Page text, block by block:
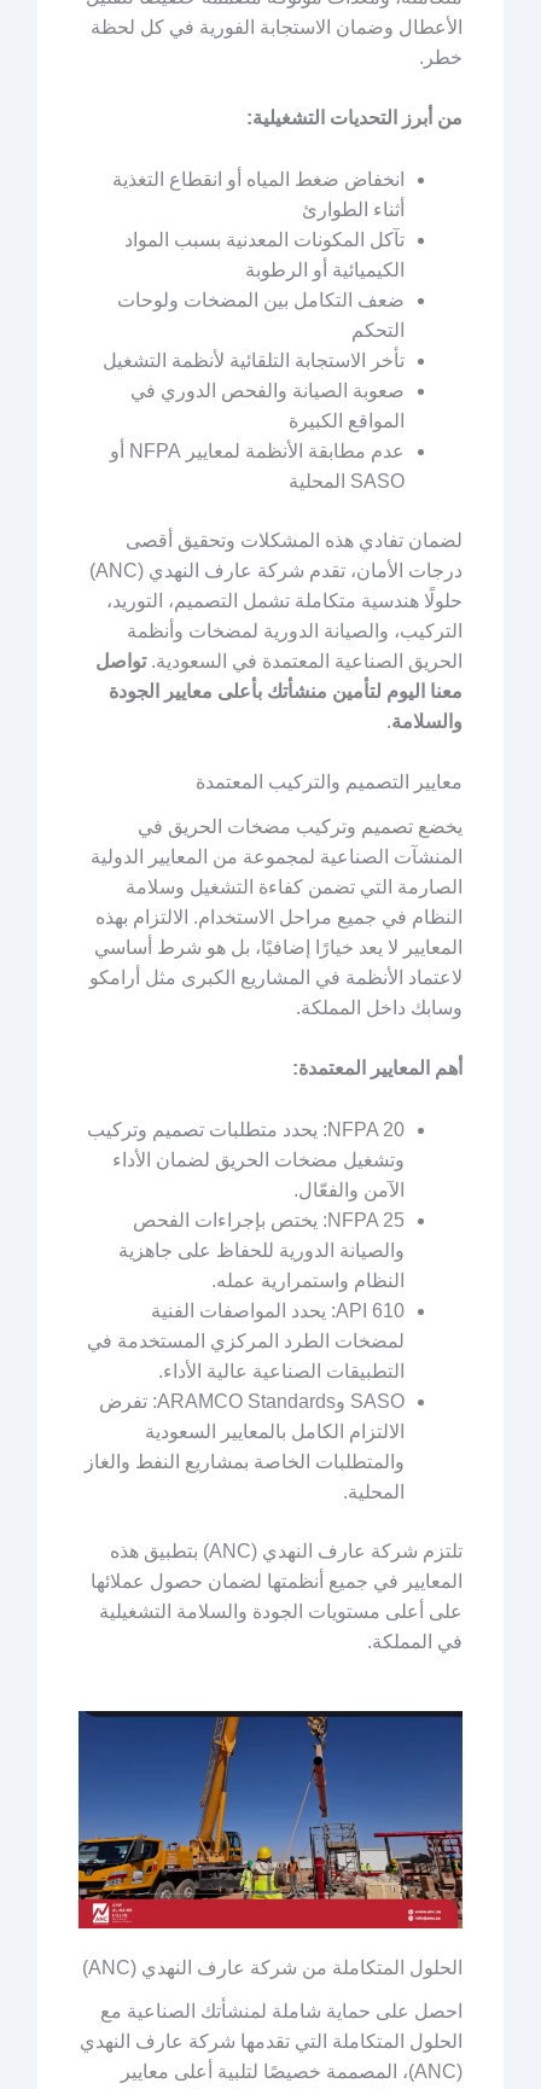
الأعطال وضمان الاستجابة الفورية في كل لحظة
خطر.
من أبرز التحديات التشغيلية:
انخفاض ضغط المياه أو انقطاع التغذية
أثناء الطوارئ
تآكل المكونات المعدنية بسبب المواد
الكيميائية أو الرطوبة
ضعف التكامل بين المضخات ولوحات
التحكم
تأخر الاستجابة التلقائية لأنظمة التشغيل
صعوبة الصيانة والفحص الدوري في
المواقع الكبيرة
عدم مطابقة الأنظمة لمعايير NFPA أو
SASO المحلية
لضمان تفادي هذه المشكلات وتحقيق أقصى
درجات الأمان، تقدم شركة عارف النهدي (ANC)
حلولًا هندسية متكاملة تشمل التصميم، التوريد،
التركيب، والصيانة الدورية لمضخات وأنظمة
الحريق الصناعية المعتمدة في السعودية.تواصل
معنا اليوم لتأمين منشأتك بأعلى معايير الجودة
والسلامة.
معايير التصميم والتركيب المعتمدة
يخضع تصميم وتركيب مضخات الحريق في
المنشآت الصناعية لمجموعة من المعايير الدولية
الصارمة التي تضمن كفاءة التشغيل وسلامة
النظام في جميع مراحل الاستخدام. الالتزام بهذه
المعايير لا يعد خيارًا إضافيًا، بل هو شرط أساسي
لاعتماد الأنظمة في المشاريع الكبرى مثل أرامكو
وسابك داخل المملكة.
أهم المعايير المعتمدة:
NFPA 20: يحدد متطلبات تصميم وتركيب
وتشغيل مضخات الحريق لضمان الأداء
الآمن والفعّال.
NFPA 25: يختص بإجراءات الفحص
والصيانة الدورية للحفاظ على جاهزية
النظام واستمرارية عمله.
API 610: يحدد المواصفات الفنية
لمضخات الطرد المركزي المستخدمة في
التطبيقات الصناعية عالية الأداء.
SASO وARAMCO Standards: تفرض
الالتزام الكامل بالمعايير السعودية
والمتطلبات الخاصة بمشاريع النفط والغاز
المحلية.
تلتزم شركة عارف النهدي (ANC) بتطبيق هذه
المعايير في جميع أنظمتها لضمان حصول عملائها
على أعلى مستويات الجودة والسلامة التشغيلية
في المملكة.
الحلول المتكاملة من شركة عارف النهدي (ANC)
احصل على حماية شاملة لمنشأتك الصناعية مع
الحلول المتكاملة التي تقدمها شركة عارف النهدي
(ANC)، المصممة خصيصًا لتلبية أعلى معايير